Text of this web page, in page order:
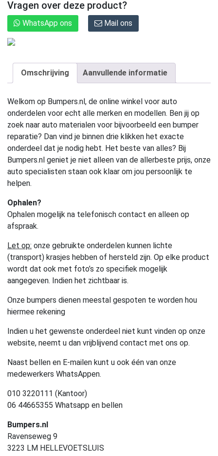
Vragen over deze product?
WhatsApp ons Mail ons
Omschrijving Aanvullende informatie
Welkom op Bumpers.nl, de online winkel voor auto
onderdelen voor echt alle merken en modellen. Ben jij op
zoek naar auto materialen voor bijvoorbeeld een bumper
reparatie? Dan vind je binnen drie klikken het exacte
onderdeel dat je nodig hebt. Het beste van alles? Bij
Bumpers.nl geniet je niet alleen van de allerbeste prijs, onze
auto specialisten staan ook klaar om jou persoonlijk te
helpen.
Ophalen?
Ophalen mogelijk na telefonisch contact en alleen op
afspraak.
Let op: onze gebruikte onderdelen kunnen lichte
(transport) krasjes hebben of hersteld zijn. Op elke product
wordt dat ook met foto’s zo specifiek mogelijk
aangegeven. Indien het zichtbaar is.
Onze bumpers dienen meestal gespoten te worden hou
hiermee rekening
Indien u het gewenste onderdeel niet kunt vinden op onze
website, neemt u dan vrijblijvend contact met ons op.
Naast bellen en E-mailen kunt u ook één van onze
medewerkers WhatsAppen.
010 3220111 (Kantoor)
06 44665355 Whatsapp en bellen
Bumpers.nl
Ravenseweg 9
3223 LM HELLEVOETSLUIS